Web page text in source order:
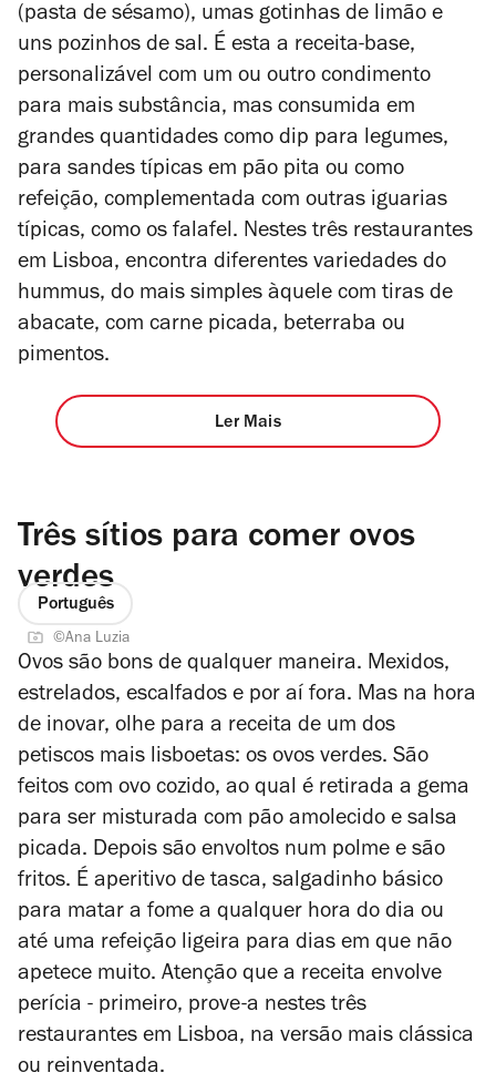
(pasta de sésamo), umas gotinhas de limão e
uns pozinhos de sal. É esta a receita-base,
personalizável com um ou outro condimento
para mais substância, mas consumida em
grandes quantidades como dip para legumes,
para sandes típicas em pão pita ou como
refeição, complementada com outras iguarias
típicas, como os falafel. Nestes três restaurantes
em Lisboa, encontra diferentes variedades do
hummus, do mais simples àquele com tiras de
abacate, com carne picada, beterraba ou
pimentos.
Ler Mais
Três sítios para comer ovos
verdes
Português
©Ana Luzia
Ovos são bons de qualquer maneira. Mexidos,
estrelados, escalfados e por aí fora. Mas na hora
de inovar, olhe para a receita de um dos
petiscos mais lisboetas: os ovos verdes. São
feitos com ovo cozido, ao qual é retirada a gema
para ser misturada com pão amolecido e salsa
picada. Depois são envoltos num polme e são
fritos. É aperitivo de tasca, salgadinho básico
para matar a fome a qualquer hora do dia ou
até uma refeição ligeira para dias em que não
apetece muito. Atenção que a receita envolve
perícia - primeiro, prove-a nestes três
restaurantes em Lisboa, na versão mais clássica
ou reinventada.